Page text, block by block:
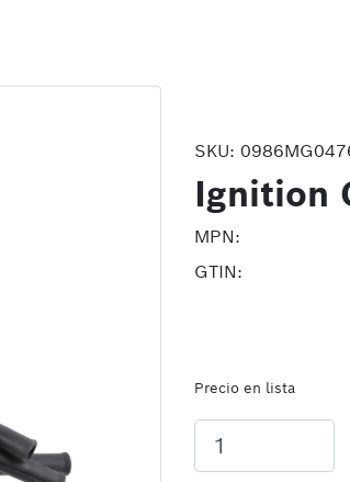
SKU:
Ignition
MPN:
GTIN:
Precio en lista